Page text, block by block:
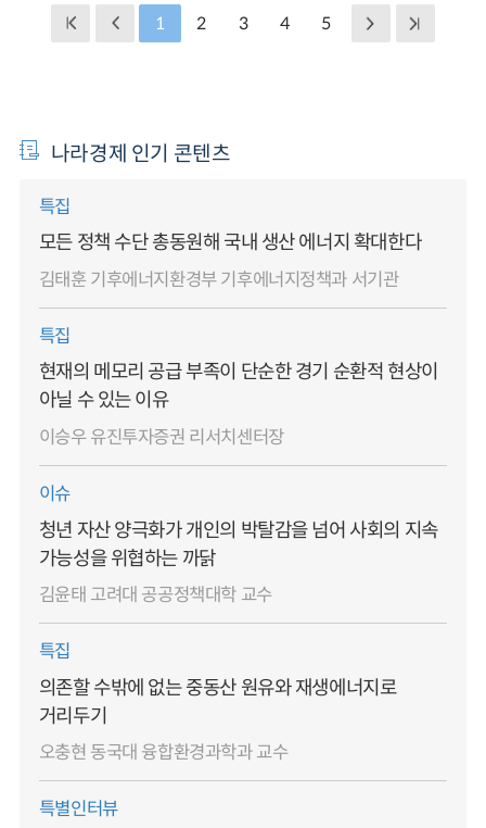
1 2 3 4 5
나라경제 인기 콘텐츠
특집
모든 정책 수단 총동원해 국내 생산 에너지 확대한다
김태훈 기후에너지환경부 기후에너지정책과 서기관
특집
현재의 메모리 공급 부족이 단순한 경기 순환적 현상이
아닐 수 있는 이유
이승우 유진투자증권 리서치센터장
이슈
청년 자산 양극화가 개인의 박탈감을 넘어 사회의 지속
가능성을 위협하는 까닭
김윤태 고려대 공공정책대학 교수
특집
의존할 수밖에 없는 중동산 원유와 재생에너지로
거리두기
오충현 동국대 융합환경과학과 교수
특별인터뷰